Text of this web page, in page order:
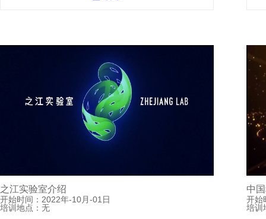
之江实验室介绍
开始时间： 2022年-10月-01日
培训地点： 无
中
开始
培训